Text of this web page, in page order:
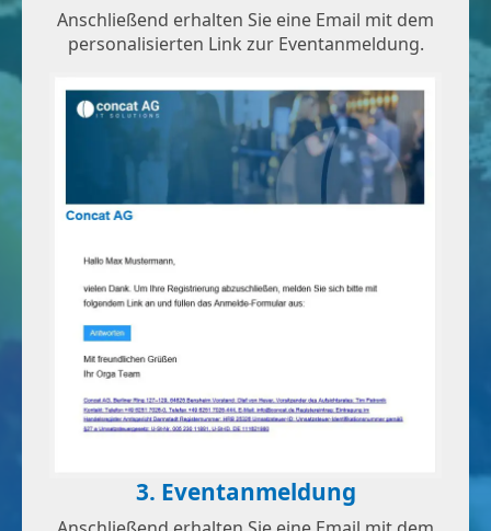
Anschließend erhalten Sie eine Email mit dem
personalisierten Link zur Eventanmeldung.
3. Eventanmeldung